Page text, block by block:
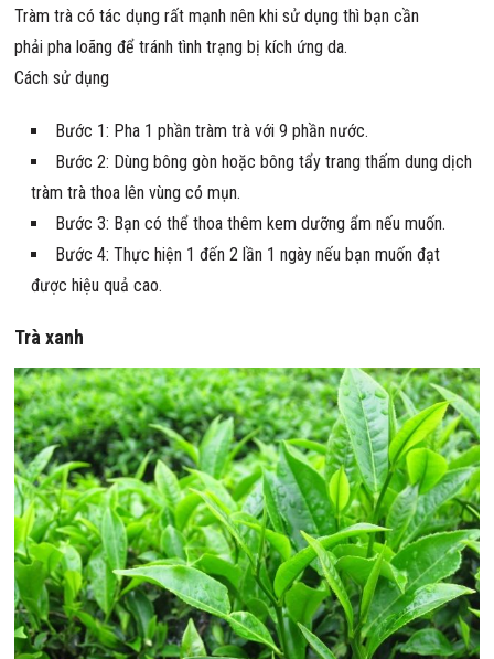
Tràm trà có tác dụng rất mạnh nên khi sử dụng thì bạn cần
phải pha loãng để tránh tình trạng bị kích ứng da.
Cách sử dụng
Bước 1: Pha 1 phần tràm trà với 9 phần nước.
Bước 2: Dùng bông gòn hoặc bông tẩy trang thấm dung dịch
tràm trà thoa lên vùng có mụn.
Bước 3: Bạn có thể thoa thêm kem dưỡng ẩm nếu muốn.
Bước 4: Thực hiện 1 đến 2 lần 1 ngày nếu bạn muốn đạt
được hiệu quả cao.
Trà xanh